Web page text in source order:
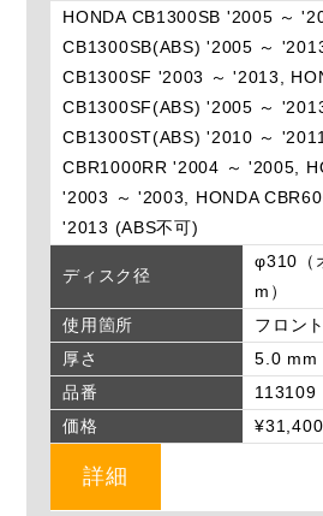
HONDA CB1300SB '2005 ～
CB1300SB(ABS) '2005 ～
CB1300SF '2003 ～ '2013,
CB1300SF(ABS) '2005 ～
CB1300ST(ABS) '2010 ～
CBR1000RR '2004 ～ '2005,
'2003 ～ '2003, HONDA
'2013 (ABS不可)
ディスク径
φ310（
m）
使用箇所
フロン
厚さ
5.0 mm
品番
113109
価格
詳細